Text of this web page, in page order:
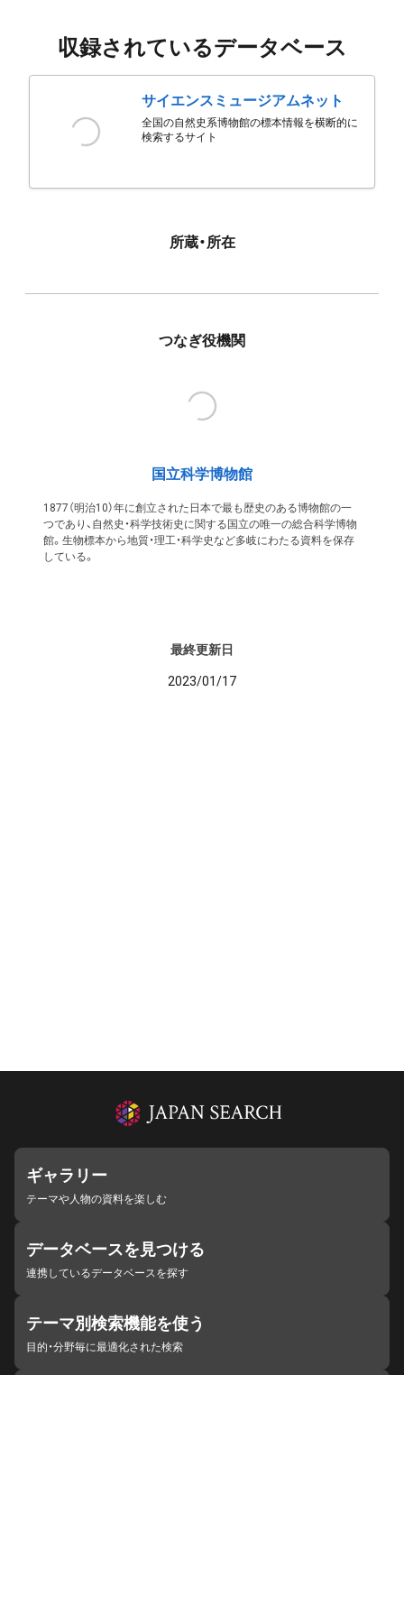
収録されているデータベース
サイエンスミュージアムネット
全国の自然史系博物館の標本情報を横断的に
検索するサイト
所蔵・所在
つなぎ役機関
国立科学博物館
1877（明治10）年に創立された日本で最も歴史のある博物館の一
つであり、自然史・科学技術史に関する国立の唯一の総合科学博物
館。生物標本から地質・理工・科学史など多岐にわたる資料を保存
している。
最終更新日
2023/01/17
ギャラリー
テーマや人物の資料を楽しむ
データベースを見つける
連携しているデータベースを探す
テーマ別検索機能を使う
目的・分野毎に最適化された検索